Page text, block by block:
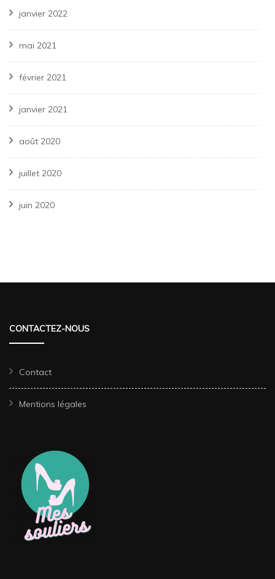
janvier 2022
mai 2021
février 2021
janvier 2021
août 2020
juillet 2020
juin 2020
CONTACTEZ-NOUS
Contact
Mentions légales